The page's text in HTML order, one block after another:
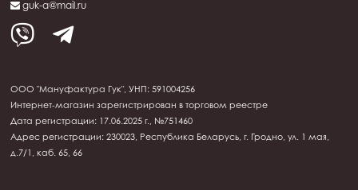
guk-a@mail.ru
ООО "Мануфактура Гук", УНП: 591004256
Интернет-магазин зарегистрирован в торговом реестре
Дата регистрации: 17.06.2025 г., №751460
Адрес регистрации: 230023, Республика Беларусь, г. Гродно, ул. 1 мая,
д.7/1, каб. 65, 66